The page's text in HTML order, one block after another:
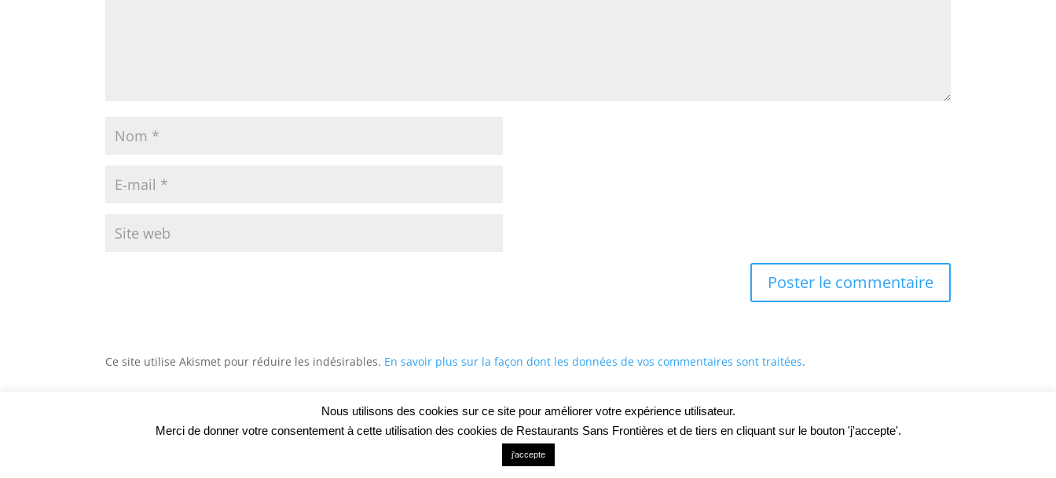
Ce site utilise Akismet pour réduire les indésirables. En savoir plus sur la façon dont les données de vos commentaires sont traitées.
Nous utilisons des cookies sur ce site pour améliorer votre expérience utilisateur.
Merci de donner votre consentement à cette utilisation des cookies de Restaurants Sans Frontières et de tiers en cliquant sur le bouton 'j'accepte'.
j'accepte